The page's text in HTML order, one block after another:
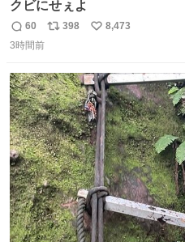
クビにせぇよ
返
信
60
リ
ト
数
398
い
数
8,473
3時間前